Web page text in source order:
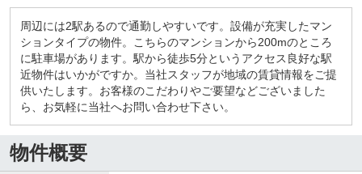
周辺には2駅あるので通勤しやすいです。設備が充実したマン
ションタイプの物件。こちらのマンションから200mのところ
に駐車場があります。駅から徒歩5分というアクセス良好な駅
近物件はいかがですか。当社スタッフが地域の賃貸情報をご提
供いたします。お客様のこだわりやご要望などございました
ら、お気軽に当社へお問い合わせ下さい。
物件概要